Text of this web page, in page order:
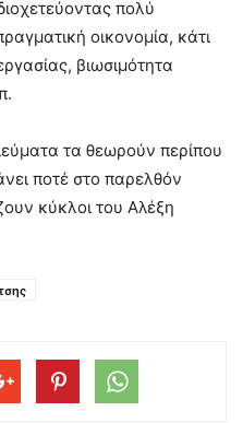
πολύ
οικονομία, κάτι
βιωσιμότητα
τα θεωρούν περίπου
ποτέ στο παρελθόν
κύκλοι του Αλέξη